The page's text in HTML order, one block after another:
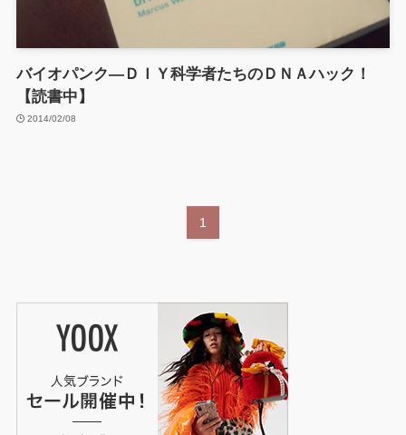
バイオパンク―ＤＩＹ科学者たちのＤＮＡハック！
【読書中】
2014/02/08
1